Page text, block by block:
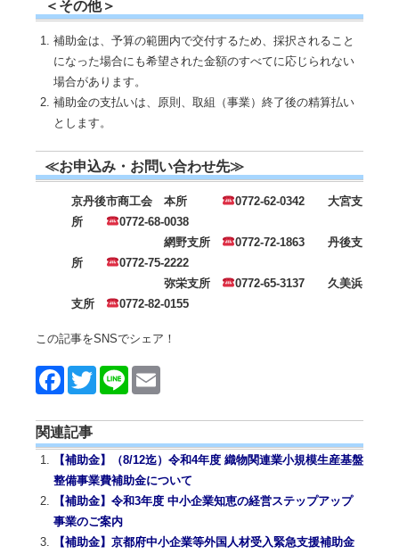
＜その他＞
補助金は、予算の範囲内で交付するため、採択されること
になった場合にも希望された金額のすべてに応じられない
場合があります。
補助金の支払いは、原則、取組（事業）終了後の精算払い
とします。
≪お申込み・お問い合わせ先≫
京丹後市商工会 本所 0772-62-0342大宮支
所
0772-68-0038
網野支所
0772-72-1863 丹後支
所
0772-75-2222
弥栄支所
0772-65-3137久美浜
支所
0772-82-0155
この記事をSNSでシェア！
Face Twitt Line
関連記事
【補助金】（8/12迄）令和4年度 織物関連業小規模生産基盤
整備事業費補助金について
【補助金】令和3年度 中小企業知恵の経営ステップアップ
事業のご案内
【補助金】京都府中小企業等外国人材受入緊急支援補助金